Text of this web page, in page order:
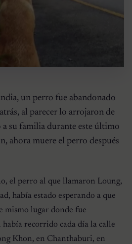
un perro fue abandonado
al parecer lo arrojaron de
su familia durante este último
ahora muere el perro después
el perro al que llamaron Loung,
había estado esperando a que
mismo lugar donde fue
recorrido cada día la calle
Khon, en Chanthaburi, en